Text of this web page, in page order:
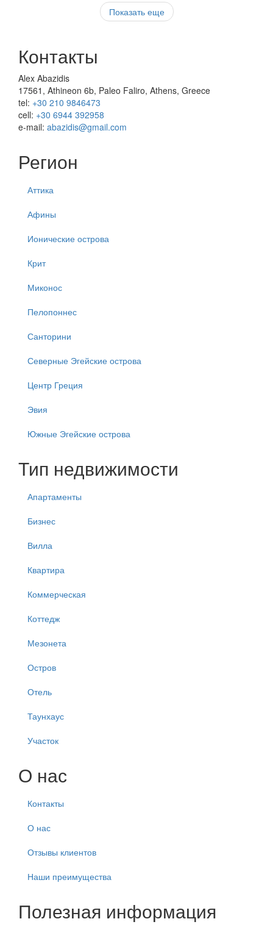
Показать еще
Контакты
Alex Abazidis
17561, Athineon 6b, Paleo Faliro, Athens, Greece
tel: +30 210 9846473
cell: +30 6944 392958
e-mail: abazidis@gmail.com
Регион
Аттика
Афины
Ионические острова
Крит
Миконос
Пелопоннес
Санторини
Северные Эгейские острова
Центр Греция
Эвия
Южные Эгейские острова
Тип недвижимости
Апартаменты
Бизнес
Вилла
Квартира
Коммерческая
Коттедж
Мезонета
Остров
Отель
Таунхаус
Участок
О нас
Контакты
О нас
Отзывы клиентов
Наши преимущества
Полезная информация